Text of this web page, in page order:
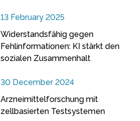
13 February 2025
Widerstandsfähig gegen
Fehlinformationen: KI stärkt den
sozialen Zusammenhalt
30 December 2024
Arzneimittelforschung mit
zellbasierten Testsystemen